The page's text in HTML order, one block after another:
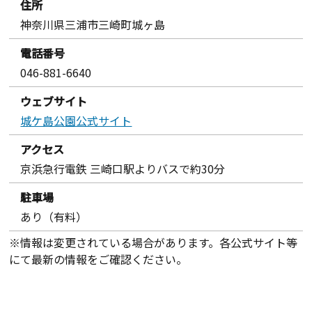
住所
神奈川県三浦市三崎町城ヶ島
電話番号
046-881-6640
ウェブサイト
城ケ島公園公式サイト
アクセス
京浜急行電鉄 三崎口駅よりバスで約30分
駐車場
あり（有料）
※情報は変更されている場合があります。各公式サイト等
にて最新の情報をご確認ください。